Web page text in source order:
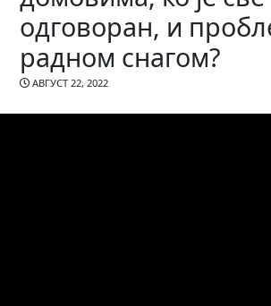
одговоран, и
радном снагом?
АВГУСТ 22, 2022